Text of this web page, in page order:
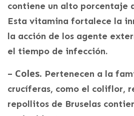
contiene un alto porcentaje
Esta vitamina fortalece la
la acción de los agente
el tiempo de infección.
– Coles. Pertenecen a la
crucíferas, como el coliflor,
repollitos de Bruselas